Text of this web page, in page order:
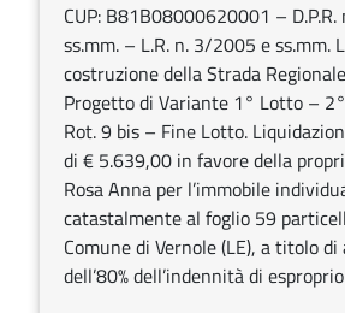
CUP: B81B08000620001 –
ss.mm. – L.R. n. 3/2005 e ss.mm.
costruzione della Strada
Progetto di Variante 1° Lotto –
Rot. 9 bis – Fine Lotto.
di € 5.639,00 in favore della
Rosa Anna per l’immobile
catastalmente al foglio 59
Comune di Vernole (LE), a titolo di
dell’80% dell’indennità di